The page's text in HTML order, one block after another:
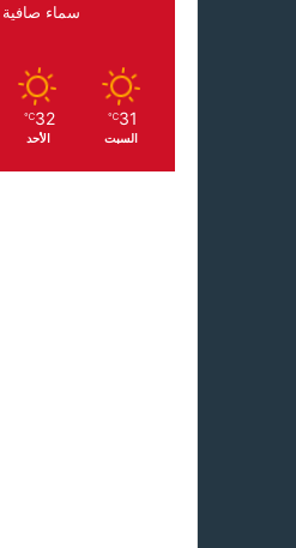
سماء صافية
31
℃
السبت
32
℃
الأحد